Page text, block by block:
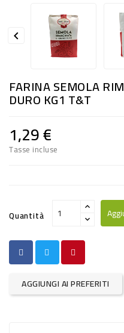
INFANZIA
PASTA,
E
DIETETICO
NATURALI
CONSERVATI
CURA
CASA
INSETTICIDI

FARINA SEMOLA
DURO KG1 T&T
1,29 €
Tasse incluse
Quantità
AGGIUNGI AI PREFERITI